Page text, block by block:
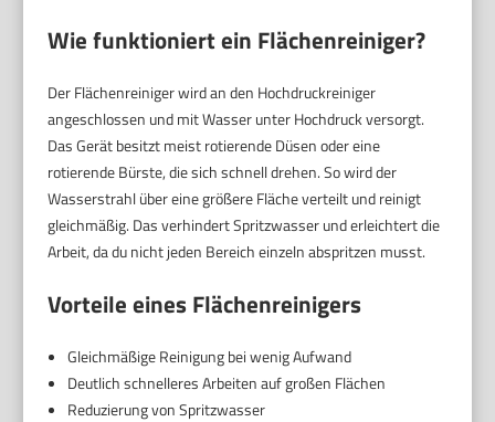
Wie funktioniert ein Flächenreiniger?
Der Flächenreiniger wird an den Hochdruckreiniger
angeschlossen und mit Wasser unter Hochdruck versorgt.
Das Gerät besitzt meist rotierende Düsen oder eine
rotierende Bürste, die sich schnell drehen. So wird der
Wasserstrahl über eine größere Fläche verteilt und reinigt
gleichmäßig. Das verhindert Spritzwasser und erleichtert die
Arbeit, da du nicht jeden Bereich einzeln abspritzen musst.
Vorteile eines Flächenreinigers
Gleichmäßige Reinigung bei wenig Aufwand
Deutlich schnelleres Arbeiten auf großen Flächen
Reduzierung von Spritzwasser